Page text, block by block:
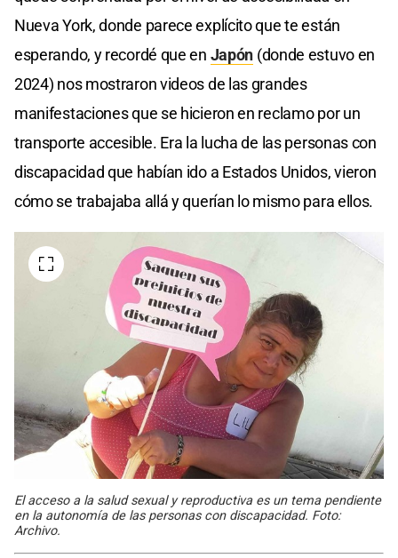
Nueva York, donde parece explícito que te están
esperando, y recordé que en Japón (donde estuvo en
2024) nos mostraron videos de las grandes
manifestaciones que se hicieron en reclamo por un
transporte accesible. Era la lucha de las personas con
discapacidad que habían ido a Estados Unidos, vieron
cómo se trabajaba allá y querían lo mismo para ellos.
El acceso a la salud sexual y reproductiva es un tema pendiente
en la autonomía de las personas con discapacidad. Foto:
Archivo.